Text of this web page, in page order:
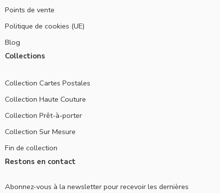
Points de vente
Politique de cookies (UE)
Blog
Collections
Collection Cartes Postales
Collection Haute Couture
Collection Prêt-à-porter
Collection Sur Mesure
Fin de collection
Restons en contact
Abonnez-vous à la newsletter pour recevoir les dernières